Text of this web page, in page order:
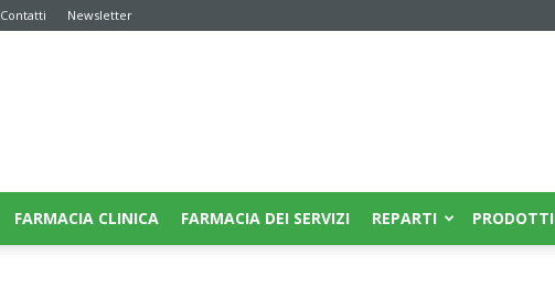
Contatti Newsletter
FARMACIA CLINICA FARMACIA DEI SERVIZI REPARTI PRODOTTI